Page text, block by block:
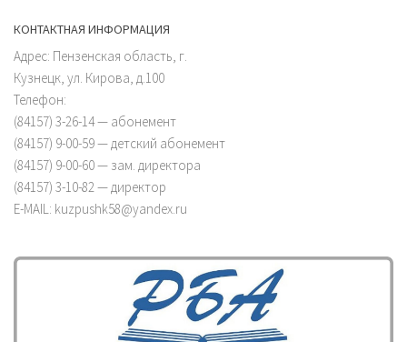
КОНТАКТНАЯ ИНФОРМАЦИЯ
Адрес: Пензенская область, г.
Кузнецк, ул. Кирова, д.100
Телефон:
(84157) 3-26-14 — абонемент
(84157) 9-00-59 — детский абонемент
(84157) 9-00-60 — зам. директора
(84157) 3-10-82 — директор
E-MAIL: kuzpushk58@yandex.ru